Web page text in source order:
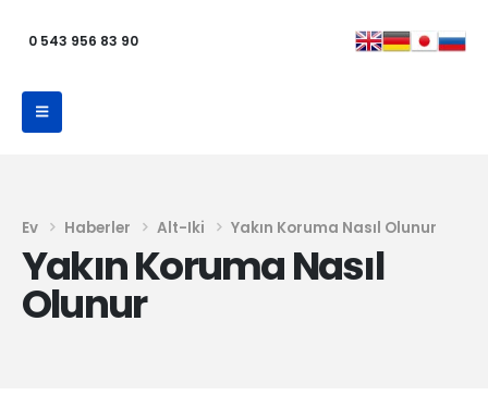
0 543 956 83 90
Ev Haberler Alt-Iki Yakın Koruma Nasıl Olunur
Yakın Koruma Nasıl
Olunur